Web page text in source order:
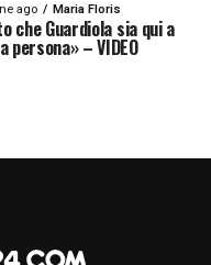
un gol nel
grazie alla
ago Maria Floris
Guardiola sia qui a
persona» – VIDEO